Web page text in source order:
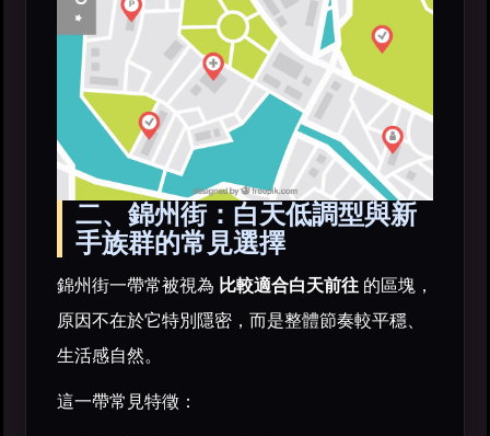
二、錦州街：白天低調型與新
手族群的常見選擇
錦州街一帶常被視為 比較適合白天前往 的區塊，
原因不在於它特別隱密，而是整體節奏較平穩、
生活感自然。
這一帶常見特徵：